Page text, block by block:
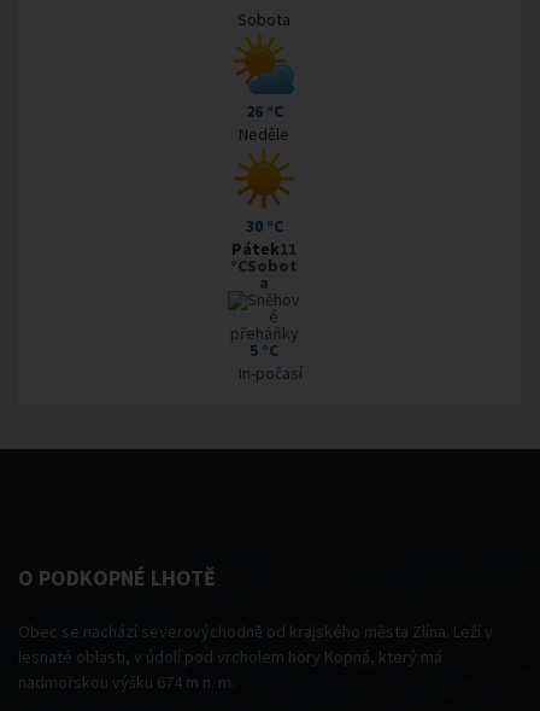
Sobota
26 °C
Neděle
30 °C
Pátek11
°CSobot
a
5 °C
In-počasí
O PODKOPNÉ LHOTĚ
Obec se nachází severovýchodně od krajského města Zlína. Leží v
lesnaté oblasti, v údolí pod vrcholem hory Kopná, který má
nadmořskou výšku 674 m n. m.